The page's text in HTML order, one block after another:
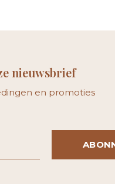
nieuwsbrief
en promoties